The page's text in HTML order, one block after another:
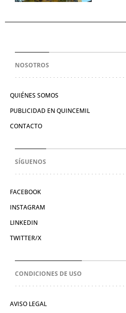
NOSOTROS
QUIÉNES SOMOS
PUBLICIDAD EN QUINCEMIL
CONTACTO
SÍGUENOS
FACEBOOK
INSTAGRAM
LINKEDIN
TWITTER/X
CONDICIONES DE USO
AVISO LEGAL